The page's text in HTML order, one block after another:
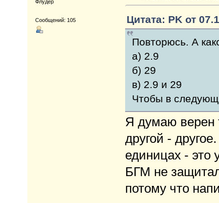
Флудер
Сообщений: 105
Цитата: PK от
Повторюсь. А
а) 2.9
б) 29
в) 2.9 и 29
Чтобы в
Я думаю верен
другой -
единицах -
БГМ не
потому что